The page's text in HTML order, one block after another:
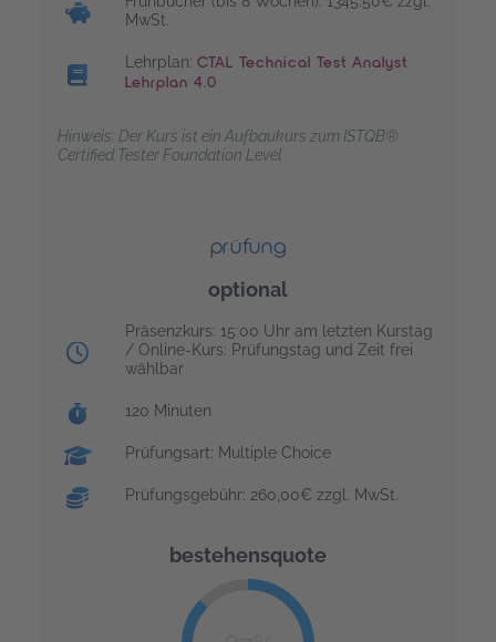
MwSt.
Lehrplan:CTAL Technical Test Analyst
Lehrplan 4.0
Hinweis: Der Kurs ist ein Aufbaukurs zum ISTQB®
Certified Tester Foundation Level
prüfung
optional
Prüfungstag:
Präsenzkurs: 15:00 Uhr am letzten Kurstag
/ Online-Kurs: Prüfungstag und Zeit frei
wählbar
Prüfungsdauer:
120 Minuten
Prüfungsart: Multiple Choice
Prüfungsgebühr: 260,00€ zzgl. MwSt.
bestehensquote